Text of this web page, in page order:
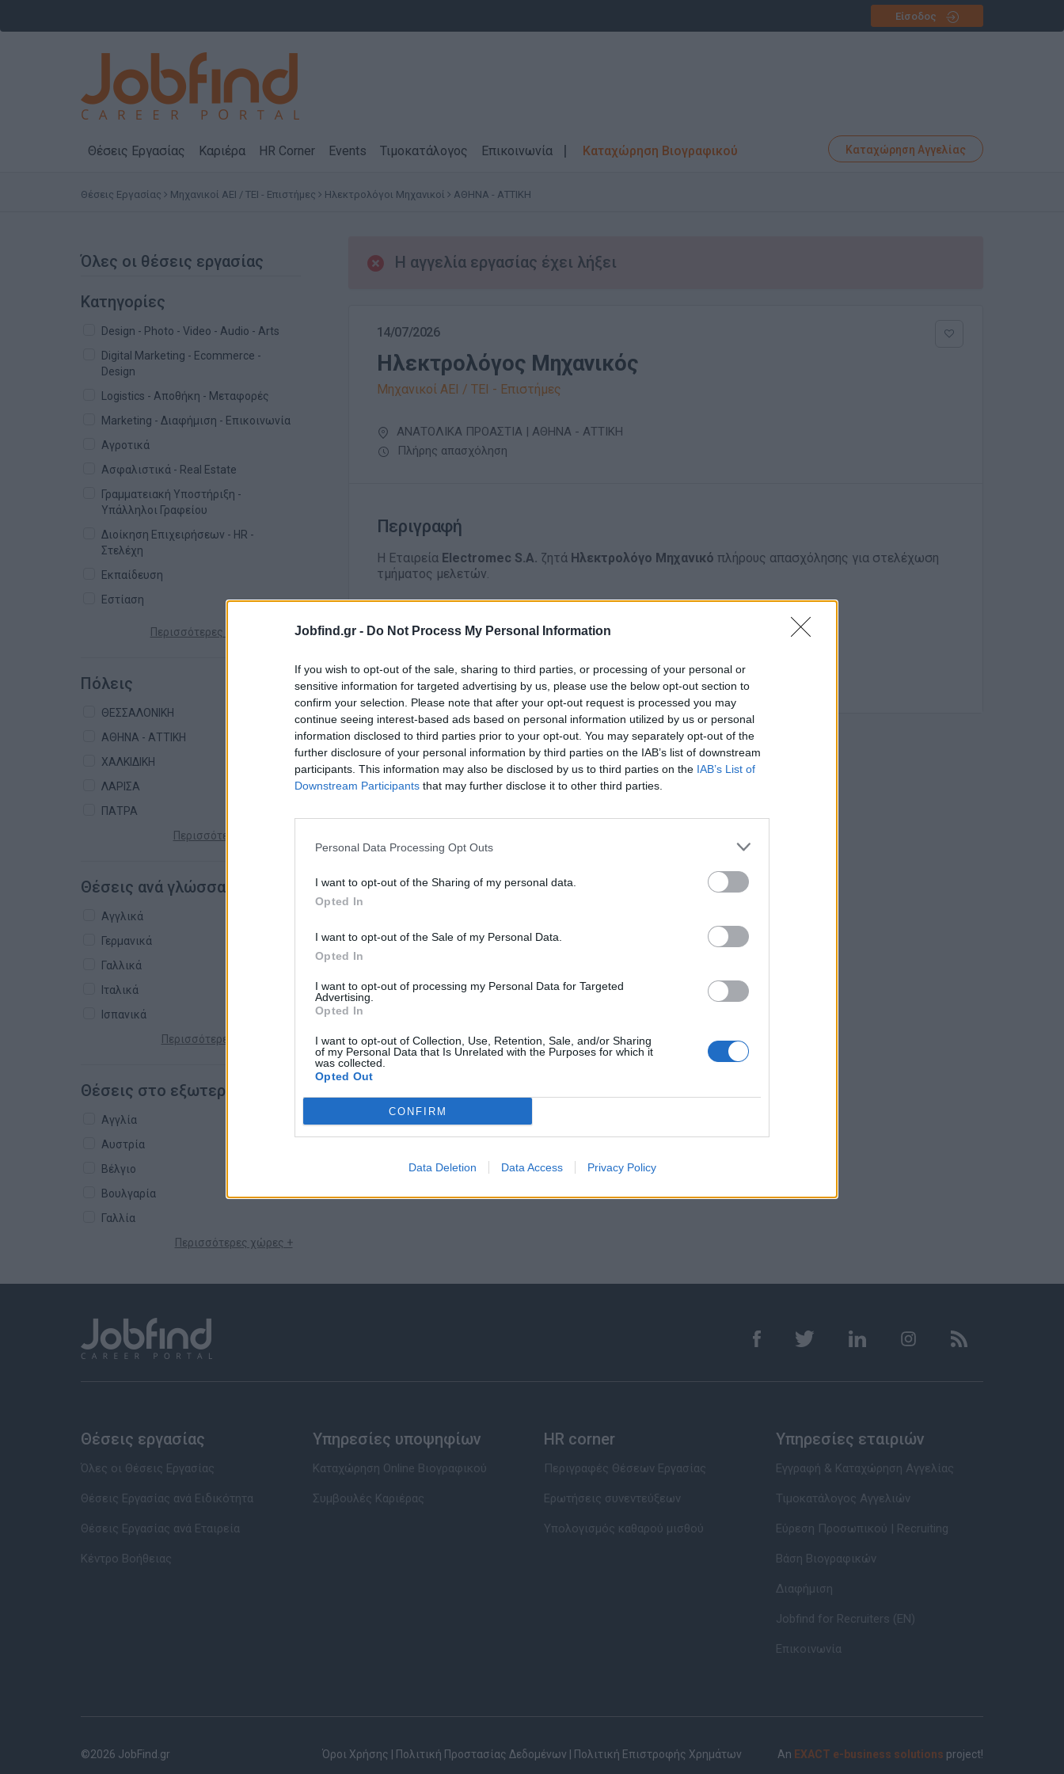
Jobfind.gr - Do Not Process My Personal Information
If you wish to opt-out of the sale, sharing to third parties, or processing of your personal or
sensitive information for targeted advertising by us, please use the below opt-out section to
confirm your selection. Please note that after your opt-out request is processed you may
continue seeing interest-based ads based on personal information utilized by us or personal
information disclosed to third parties prior to your opt-out. You may separately opt-out of the
further disclosure of your personal information by third parties on the IAB’s list of downstream
participants. This information may also be disclosed by us to third parties on the IAB’s List of
Downstream Participants that may further disclose it to other third parties.
Personal Data Processing Opt Outs
I want to opt-out of the Sharing of my personal data.
Opted In
I want to opt-out of the Sale of my Personal Data.
Opted In
I want to opt-out of processing my Personal Data for Targeted
Advertising.
Opted In
I want to opt-out of Collection, Use, Retention, Sale, and/or Sharing
of my Personal Data that Is Unrelated with the Purposes for which it
was collected.
Opted Out
CONFIRM
Data Deletion Data Access Privacy Policy
Είσοδος
Θέσεις Εργασίας Καριέρα HR Corner Events Τιμοκατάλογος Επικοινωνία Καταχώρηση Βιογραφικού Καταχώρηση Αγγελίας
Θέσεις Εργασίας Μηχανικοί ΑΕΙ / ΤΕΙ - Επιστήμες Ηλεκτρολόγοι Μηχανικοί ΑΘΗΝΑ - ΑΤΤΙΚΗ
Όλες οι θέσεις εργασίας
Κατηγορίες
Design - Photo - Video - Audio - Arts
Digital Marketing - Ecommerce -
Design
Logistics - Αποθήκη - Μεταφορές
Marketing - Διαφήμιση - Επικοινωνία
Αγροτικά
Ασφαλιστικά - Real Estate
Γραμματειακή Υποστήριξη -
Υπάλληλοι Γραφείου
Διοίκηση Επιχειρήσεων - HR -
Στελέχη
Εκπαίδευση
Εστίαση
Περισσότερες κατηγορίες +
Πόλεις
ΘΕΣΣΑΛΟΝΙΚΗ
ΑΘΗΝΑ - ΑΤΤΙΚΗ
ΧΑΛΚΙΔΙΚΗ
ΛΑΡΙΣΑ
ΠΑΤΡΑ
Περισσότερες πόλεις +
Θέσεις ανά γλώσσα
Αγγλικά
Γερμανικά
Γαλλικά
Ιταλικά
Ισπανικά
Περισσότερες γλώσσες +
Θέσεις στο εξωτερικό
Αγγλία
Αυστρία
Βέλγιο
Βουλγαρία
Γαλλία
Περισσότερες χώρες +
Η αγγελία εργασίας έχει λήξει
14/07/2026
Ηλεκτρολόγος Μηχανικός
Μηχανικοί ΑΕΙ / ΤΕΙ - Επιστήμες
ΑΝΑΤΟΛΙΚΑ ΠΡΟΑΣΤΙΑ | ΑΘΗΝΑ - ΑΤΤΙΚΗ
Πλήρης απασχόληση
Περιγραφή
Η ΕταιρείαElectromec S.A. ζητάΗλεκτρολόγο Μηχανικό πλήρους απασχόλησης για στελέχωση
τμήματος μελετών.
Δεν είναι απαραίτητη η προϋπηρεσία
Θέσεις εργασίας
Όλες οι Θέσεις Εργασίας
Θέσεις Εργασίας ανά Ειδικότητα
Θέσεις Εργασίας ανά Εταιρεία
Κέντρο Βοήθειας
Υπηρεσίες υποψηφίων
Καταχώρηση Online Βιογραφικού
Συμβουλές Καριέρας
HR corner
Περιγραφές Θέσεων Εργασίας
Ερωτήσεις συνεντεύξεων
Υπολογισμός καθαρού μισθού
Υπηρεσίες εταιριών
Εγγραφή & Καταχώρηση Αγγελίας
Τιμοκατάλογος Αγγελιών
Εύρεση Προσωπικού | Recruiting
Βάση Βιογραφικών
Διαφήμιση
Jobfind for Recruiters (EN)
Επικοινωνία
©2026 JobFind.gr Όροι Χρήσης Πολιτική Προστασίας Δεδομένων Πολιτική Επιστροφής Χρημάτων An EXACT e-business solutions project!